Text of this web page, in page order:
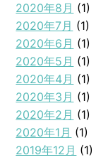
2020年8月 (1)
2020年7月 (1)
2020年6月 (1)
2020年5月 (1)
2020年4月 (1)
2020年3月 (1)
2020年2月 (1)
2020年1月 (1)
2019年12月 (1)